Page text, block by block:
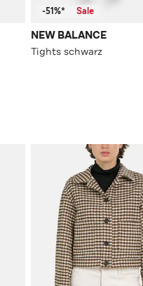
-51%* Sale
NEW BALANCE
Tights schwarz